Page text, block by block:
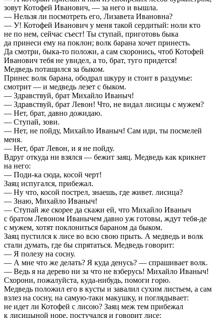
зовут Котофей Иванович, — за него и вышла.
— Нельзя ли посмотреть его, Лизавета Ивановна?
— У! Котофей Иванович у меня такой сердитый: ноли кто
не по нем, сейчас съест! Ты ступай, приготовь быка
да принеси ему на поклон; волк барана хочет принесть.
Да смотри, быка-то положи, а сам схоронись, чтоб Котофей
Иванович тебя не увидел, а то, брат, туго придется!
Медведь потащился за быком.
Принес волк барана, ободрал шкуру и стоит в раздумье:
смотрит — и медведь лезет с быком.
— Здравствуй, брат Михайло Иваныч!
— Здравствуй, брат Левон! Что, не видал лисицы с мужем?
— Нет, брат, давно дожидаю.
— Ступай, зови.
— Нет, не пойду, Михайло Иваныч! Сам иди, ты посмелей
меня.
— Нет, брат Левон, и я не пойду.
Вдруг откуда ни взялся — бежит заяц. Медведь как крикнет
на него:
— Поди-ка сюда, косой черт!
Заяц испугался, прибежал.
— Ну что, косой пострел, знаешь, где живет. лисица?
— Знаю, Михайло Иваныч!
— Ступай же скорее да скажи ей, что Михайло Иваныч
с братом Левоном Иванычем давно уж готовы, ждут тебя-де
с мужем, хотят поклониться бараном да быком.
Заяц пустился к лисе во всю свою прыть. А медведь и волк
стали думать, где бы спрятаться. Медведь говорит:
— Я полезу на сосну.
— А мне что же делать? Я куда денусь? — спрашивает волк.
— Ведь я на дерево ни за что не взберусь! Михайло Иваныч!
Схорони, пожалуйста, куда-нибудь, помоги горю.
Медведь положил его в кусты и завалил сухим листьем, а сам
взлез на сосну, на самую-таки макушку, и поглядывает:
не идет ли Котофей с лисою? Заяц меж тем прибежал
к лисицыной норе, постучался и говорит лисе: